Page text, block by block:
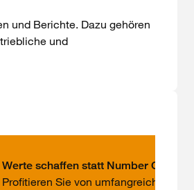
und Berichte. Dazu gehören
und
Werte schaffen statt Number
Profitieren Sie von umfangreichen